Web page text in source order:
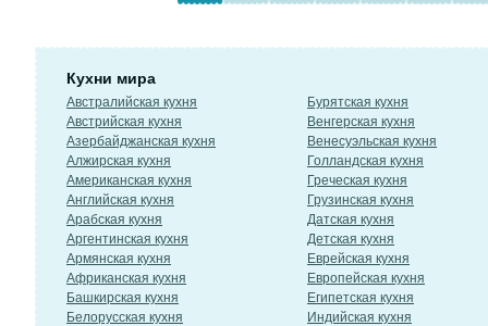
Кухни мира
Австралийская кухня
Австрийская кухня
Азербайджанская кухня
Алжирская кухня
Американская кухня
Английская кухня
Арабская кухня
Аргентинская кухня
Армянская кухня
Африканская кухня
Башкирская кухня
Белорусская кухня
Бурятская кухня
Венгерская кухня
Венесуэльская кухня
Голландская кухня
Греческая кухня
Грузинская кухня
Датская кухня
Детская кухня
Еврейская кухня
Европейская кухня
Египетская кухня
Индийская кухня